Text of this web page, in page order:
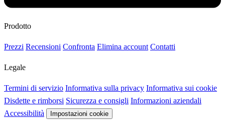
Prodotto
Prezzi Recensioni Confronta Elimina account Contatti
Legale
Termini di servizio Informativa sulla privacy Informativa sui cookie
Disdette e rimborsi Sicurezza e consigli Informazioni aziendali
Accessibilità
Impostazioni cookie